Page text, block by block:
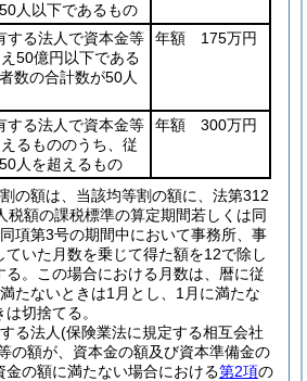
人以下であるもの
る法人で資本金等
50億円以下である
数の合計数が50人
年額 175万円
る法人で資本金等
るもののうち、従
人を超えるもの
年額 300万円
の額は、当該均等割の額に、法第312
税額の課税標準の算定期間若しくは同
項第3号の期間中において事務所、事
ていた月数を乗じて得た額を12で除し
。
この場合における月数は、暦に従
たないときは1月とし、1月に満たな
切捨てる。
る法人(保険業法に規定する相互会社
の額が、資本金の額及び資本準備金の
金の額に満たない場合における第2項の